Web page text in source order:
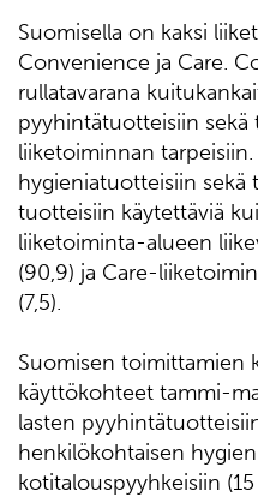
Suomisella on kaksi
Convenience ja Care.
rullatavarana
pyyhintätuotteisiin sekä
liiketoiminnan tarpeisiin.
hygieniatuotteisiin sekä
tuotteisiin käytettäviä
liiketoiminta-alueen
(90,9) ja Care-
(7,5).
Suomisen toimittamien
käyttökohteet tammi-
lasten
henkilökohtaisen
kotitalouspyyhkeisiin